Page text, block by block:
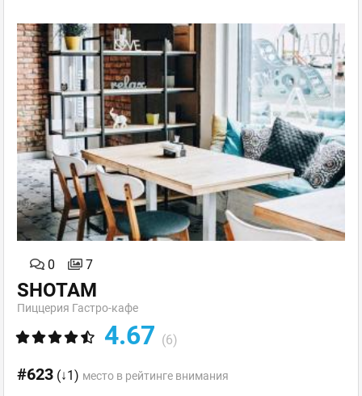
0 7
SHOTAM
Пиццерия Гастро-кафе
4.67 (6)
#623 (↓1) место в рейтинге внимания